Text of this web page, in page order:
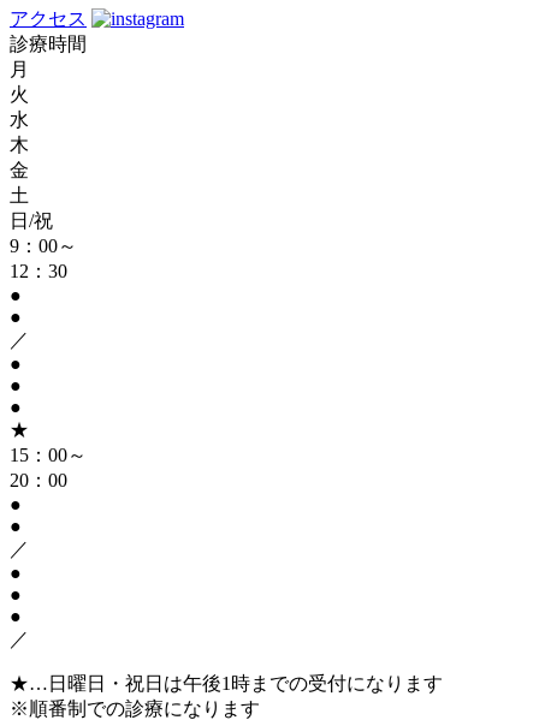
アクセス
診療時間
月
火
水
木
金
土
日/祝
9：00～
12：30
●
●
／
●
●
●
★
15：00～
20：00
●
●
／
●
●
●
／
★…日曜日・祝日は午後1時までの受付になります
※順番制での診療になります